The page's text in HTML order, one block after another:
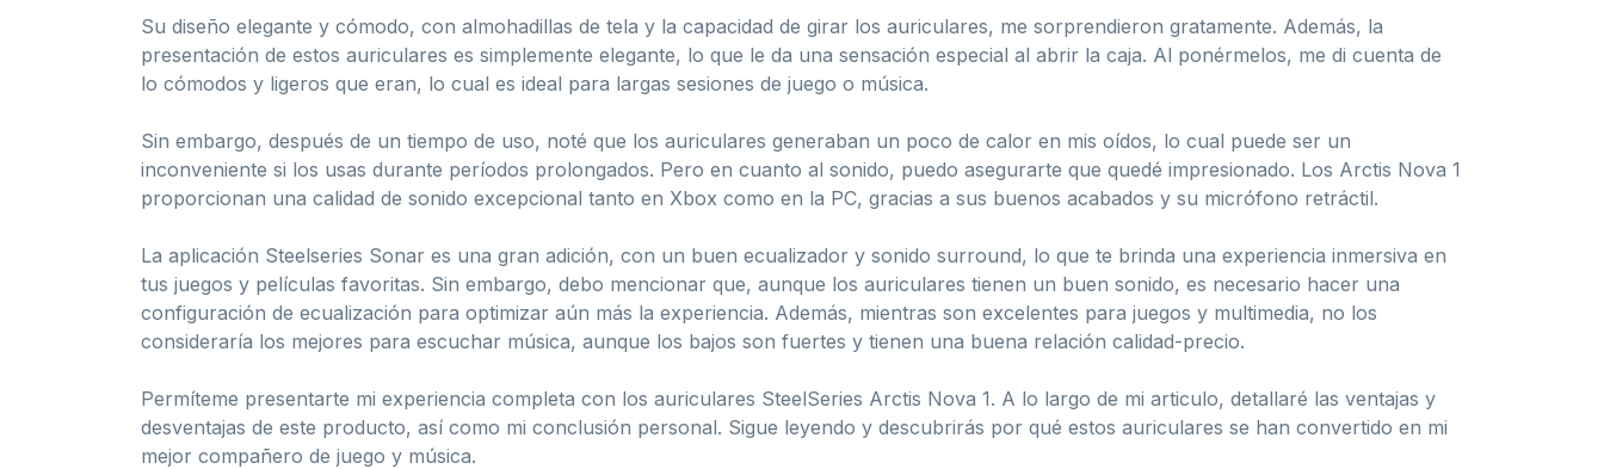
Su diseño elegante y cómodo, con almohadillas de tela y la capacidad de girar los auriculares, me sorprendieron gratamente. Además, la
presentación de estos auriculares es simplemente elegante, lo que le da una sensación especial al abrir la caja. Al ponérmelos, me di cuenta de
lo cómodos y ligeros que eran, lo cual es ideal para largas sesiones de juego o música.
Sin embargo, después de un tiempo de uso, noté que los auriculares generaban un poco de calor en mis oídos, lo cual puede ser un
inconveniente si los usas durante períodos prolongados. Pero en cuanto al sonido, puedo asegurarte que quedé impresionado. Los Arctis Nova 1
proporcionan una calidad de sonido excepcional tanto en Xbox como en la PC, gracias a sus buenos acabados y su micrófono retráctil.
La aplicación Steelseries Sonar es una gran adición, con un buen ecualizador y sonido surround, lo que te brinda una experiencia inmersiva en
tus juegos y películas favoritas. Sin embargo, debo mencionar que, aunque los auriculares tienen un buen sonido, es necesario hacer una
configuración de ecualización para optimizar aún más la experiencia. Además, mientras son excelentes para juegos y multimedia, no los
consideraría los mejores para escuchar música, aunque los bajos son fuertes y tienen una buena relación calidad-precio.
Permíteme presentarte mi experiencia completa con los auriculares SteelSeries Arctis Nova 1. A lo largo de mi articulo, detallaré las ventajas y
desventajas de este producto, así como mi conclusión personal. Sigue leyendo y descubrirás por qué estos auriculares se han convertido en mi
mejor compañero de juego y música.